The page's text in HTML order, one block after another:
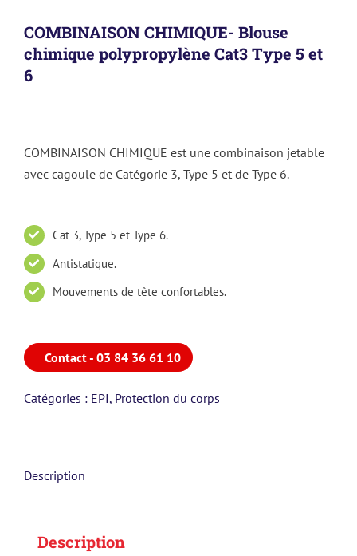
COMBINAISON CHIMIQUE- Blouse
chimique polypropylène Cat3 Type 5 et
6
COMBINAISON CHIMIQUE est une combinaison jetable
avec cagoule de Catégorie 3, Type 5 et de Type 6.
Cat 3, Type 5 et Type 6.
Antistatique.
Mouvements de tête confortables.
Contact - 03 84 36 61 10
Catégories : EPI, Protection du corps
Description
Description